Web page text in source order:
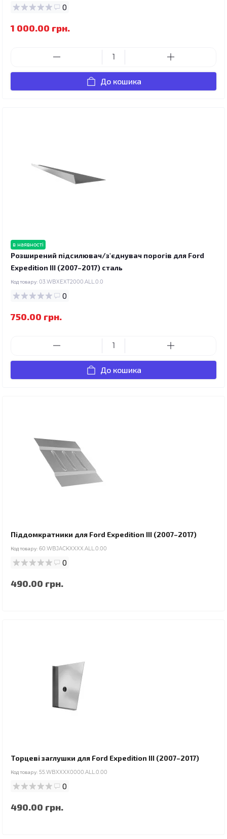
0
1 000.00 грн.
До кошика
в наявності
Розширений підсилювач/з'єднувач порогів для Ford
Expedition III (2007–2017) сталь
Код товару: 03.WBXEXT2000.ALL.0.0
0
750.00 грн.
До кошика
Піддомкратники для Ford Expedition III (2007–2017)
Код товару: 60.WBJACKXXXX.ALL.0.00
0
490.00 грн.
Торцеві заглушки для Ford Expedition III (2007–2017)
Код товару: 55.WBXXXX0000.ALL.0.00
0
490.00 грн.